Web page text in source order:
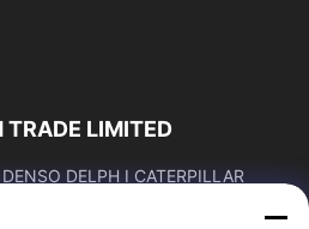
TRADE LIMITED
DELPH I CATERPILLAR
ISUZU Company whatsapp Zahl: